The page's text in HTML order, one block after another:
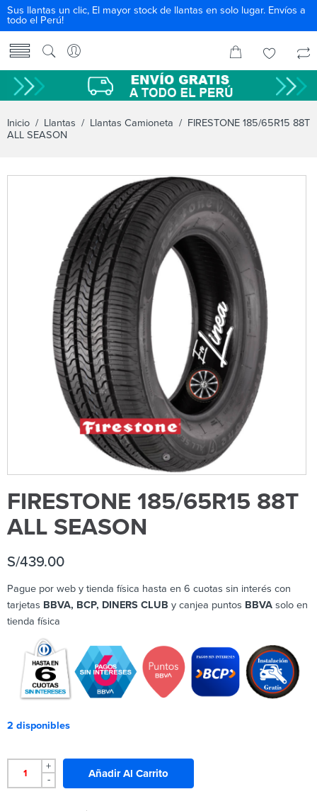
Sus llantas un clic, El mayor stock de llantas en solo lugar. Envíos a
todo el Perú!
Inicio / Llantas / Llantas Camioneta / FIRESTONE 185/65R15 88T
ALL SEASON
FIRESTONE 185/65R15 88T
ALL SEASON
S/439.00
Pague por web y tienda física hasta en 6 cuotas sin interés con
tarjetas BBVA, BCP, DINERS CLUB y canjea puntos BBVA solo en
tienda física
2 disponibles
+
-
Añadir Al Carrito